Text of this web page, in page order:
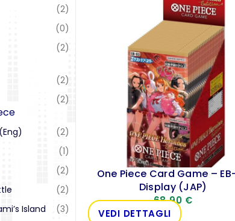
(2)
(0)
(2)
(2)
(2)
(2)
(1)
(2)
(2)
Island
(3)
One Piece Card Game –
Display (JAP)
68,90 €
VEDI DETTAGLI